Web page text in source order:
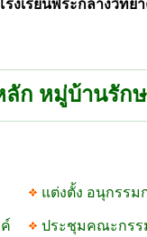
โรงเรียนพระกลางวิท
ก หมู่บ้านรัก
แต่งตั้ง อนุกรรม
ประชุมคณะกร